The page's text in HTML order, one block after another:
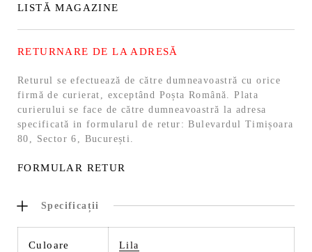
LISTĂ MAGAZINE
RETURNARE DE LA ADRESĂ
Returul se efectuează de către dumneavoastră cu orice
firmă de curierat, exceptând Poșta Română. Plata
curierului se face de către dumneavoastră la adresa
specificată in formularul de retur: Bulevardul Timișoara
80, Sector 6, București.
FORMULAR RETUR
Specificații
Culoare Lila